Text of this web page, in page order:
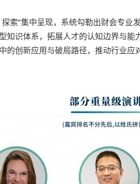
"集中呈现，系统勾勒出财会专业
知识体系，拓展人才的认知边界与
的创新应用与破局路径，推动行业